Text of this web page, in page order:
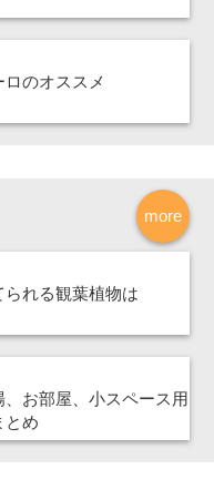
のオススメ
more
れる観葉植物は
お部屋、小スペース用
とめ